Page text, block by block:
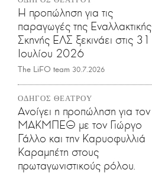
Η προπώληση για τις
παραγωγές της Εναλλακτικής
Σκηνής ΕΛΣ ξεκινάει στις 31
Ιουλίου 2026
The LiFO team 30.7.2026
ΟΔΗΓΟΣ ΘΕΑΤΡΟΥ
Ανοίγει η προπώληση για τον
ΜΑΚΜΠΕΘ με τον Γιώργο
Γάλλο και την Καρυοφυλλιά
Καραμπέτη στους
πρωταγωνιστικούς ρόλου.